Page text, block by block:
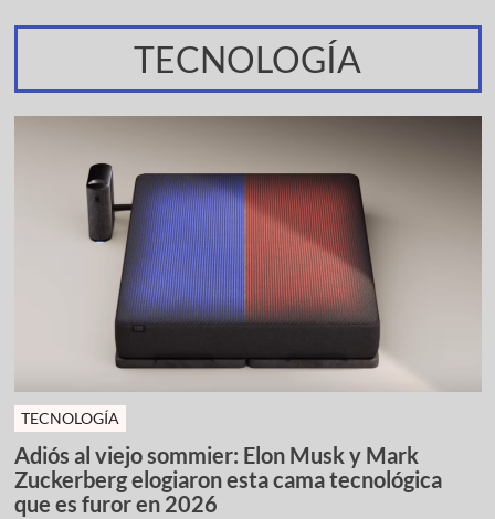
TECNOLOGÍA
TECNOLOGÍA
Adiós al viejo sommier: Elon Musk y Mark
Zuckerberg elogiaron esta cama tecnológica
que es furor en 2026